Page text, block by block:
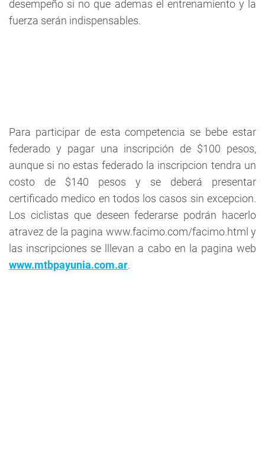
desempeño si no que ademas el entrenamiento y la
fuerza serán indispensables.
Para participar de esta competencia se bebe estar
federado y pagar una inscripción de $100 pesos,
aunque si no estas federado la inscripcion tendra un
costo de $140 pesos y se deberá presentar
certificado medico en todos los casos sin excepcion.
Los ciclistas que deseen federarse podrán hacerlo
atravez de la pagina www.facimo.com/facimo.html y
las inscripciones se lllevan a cabo en la pagina web
www.mtbpayunia.com.ar.